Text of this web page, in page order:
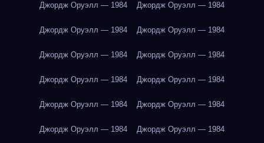
Джордж Оруэлл — 1984 Джордж Оруэлл — 1984
Джордж Оруэлл — 1984 Джордж Оруэлл — 1984
Джордж Оруэлл — 1984 Джордж Оруэлл — 1984
Джордж Оруэлл — 1984 Джордж Оруэлл — 1984
Джордж Оруэлл — 1984 Джордж Оруэлл — 1984
Джордж Оруэлл — 1984 Джордж Оруэлл — 1984